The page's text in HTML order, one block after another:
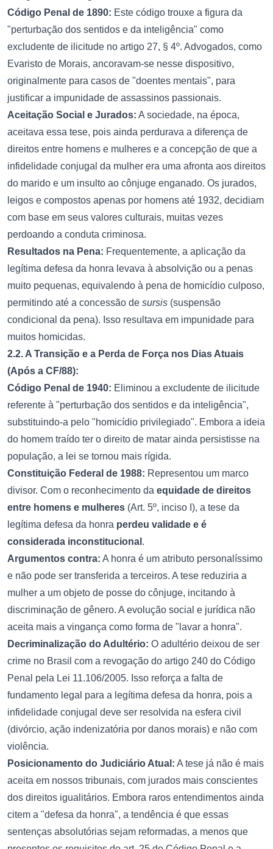
Código Penal de 1890: Este código trouxe a figura da
"perturbação dos sentidos e da inteligência" como
excludente de ilicitude no artigo 27, § 4º. Advogados, como
Evaristo de Morais, ancoravam-se nesse dispositivo,
originalmente para casos de "doentes mentais", para
justificar a impunidade de assassinos passionais.
Aceitação Social e Jurados: A sociedade, na época,
aceitava essa tese, pois ainda perdurava a diferença de
direitos entre homens e mulheres e a concepção de que a
infidelidade conjugal da mulher era uma afronta aos direitos
do marido e um insulto ao cônjuge enganado. Os jurados,
leigos e compostos apenas por homens até 1932, decidiam
com base em seus valores culturais, muitas vezes
perdoando a conduta criminosa.
Resultados na Pena: Frequentemente, a aplicação da
legítima defesa da honra levava à absolvição ou a penas
muito pequenas, equivalendo à pena de homicídio culposo,
permitindo até a concessão de sursis (suspensão
condicional da pena). Isso resultava em impunidade para
muitos homicidas.
2.2. A Transição e a Perda de Força nos Dias Atuais
(Após a CF/88):
Código Penal de 1940: Eliminou a excludente de ilicitude
referente à "perturbação dos sentidos e da inteligência",
substituindo-a pelo "homicídio privilegiado". Embora a ideia
do homem traído ter o direito de matar ainda persistisse na
população, a lei se tornou mais rígida.
Constituição Federal de 1988: Representou um marco
divisor. Com o reconhecimento da equidade de direitos
entre homens e mulheres (Art. 5º, inciso I), a tese da
legítima defesa da honra perdeu validade e é
considerada inconstitucional .
Argumentos contra: A honra é um atributo personalíssimo
e não pode ser transferida a terceiros. A tese reduziria a
mulher a um objeto de posse do cônjuge, incitando à
discriminação de gênero. A evolução social e jurídica não
aceita mais a vingança como forma de "lavar a honra".
Decriminalização do Adultério: O adultério deixou de ser
crime no Brasil com a revogação do artigo 240 do Código
Penal pela Lei 11.106/2005. Isso reforça a falta de
fundamento legal para a legítima defesa da honra, pois a
infidelidade conjugal deve ser resolvida na esfera civil
(divórcio, ação indenizatória por danos morais) e não com
violência.
Posicionamento do Judiciário Atual: A tese já não é mais
aceita em nossos tribunais, com jurados mais conscientes
dos direitos igualitários. Embora raros entendimentos ainda
citem a "defesa da honra", a tendência é que essas
sentenças absolutórias sejam reformadas, a menos que